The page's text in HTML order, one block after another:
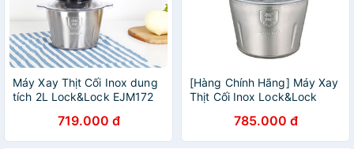
Máy Xay Thịt Cối Inox dung
tích 2L Lock&Lock EJM172
719.000 đ
[Hàng Chính Hãng] Máy Xay
Thịt Cối Inox Lock&Lock
785.000 đ